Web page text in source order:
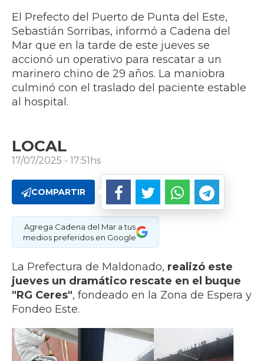
El Prefecto del Puerto de Punta del Este,
Sebastián Sorribas, informó a Cadena del
Mar que en la tarde de este jueves se
accionó un operativo para rescatar a un
marinero chino de 29 años. La maniobra
culminó con el traslado del paciente estable
al hospital.
LOCAL
17/07/2025 - 17:51hs
COMPARTIR
Agrega Cadena del Mar a tus
medios preferidos en Google
La Prefectura de Maldonado, realizó este
jueves un dramático rescate en el buque
"RG Ceres", fondeado en la Zona de Espera y
Fondeo Este.